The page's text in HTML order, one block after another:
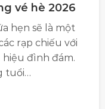
vé hè 2026
hẹn sẽ là một
rạp chiếu với
đình đám.
tuổi…